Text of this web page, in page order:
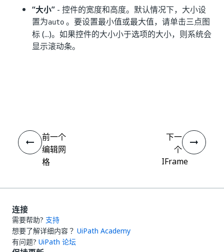
“大小” - 控件的宽度和高度。默认情况下，大小设
置为auto 。要设置最小值或最大值，请单击三点图
标 (...)。如果控件的大小小于选项的大小，则系统会
显示滚动条。
前一个
编辑网
格
下一
个
IFrame
连接
需要帮助? 支持
想要了解详细内容？ UiPath Academy
有问题? UiPath 论坛